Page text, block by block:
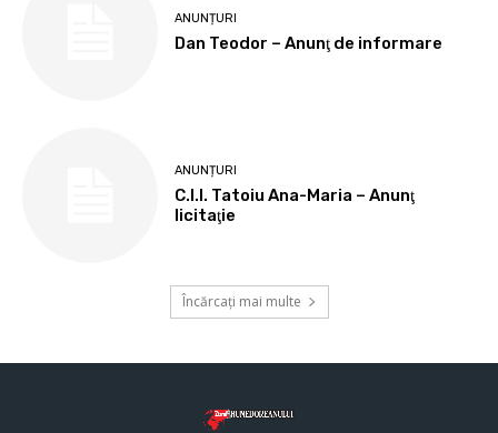
ANUNȚURI
Dan Teodor – Anunţ de informare
ANUNȚURI
C.I.I. Tatoiu Ana-Maria – Anunţ
licitaţie
Încărcați mai multe